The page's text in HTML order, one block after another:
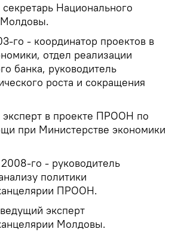
Национального
го - координатор проектов в
отдел реализации
банка, руководитель
роста и сокращения
в проекте ПРООН по
при Министерстве экономики
го - руководитель
политики
ПРООН.
эксперт
Молдовы.